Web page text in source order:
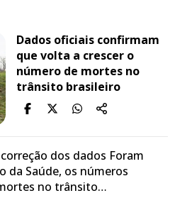
Dados oficiais confirmam
que volta a crescer o
número de mortes no
trânsito brasileiro
dos dados Foram
da Saúde, os números
no trânsito…